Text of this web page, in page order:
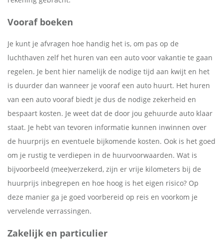
Vooraf boeken
Je kunt je afvragen hoe handig het is, om pas op de
luchthaven zelf het huren van een auto voor vakantie te gaan
regelen. Je bent hier namelijk de nodige tijd aan kwijt en het
is duurder dan wanneer je vooraf een auto huurt. Het huren
van een auto vooraf biedt je dus de nodige zekerheid en
bespaart kosten. Je weet dat de door jou gehuurde auto klaar
staat. Je hebt van tevoren informatie kunnen inwinnen over
de huurprijs en eventuele bijkomende kosten. Ook is het goed
om je rustig te verdiepen in de huurvoorwaarden. Wat is
bijvoorbeeld (mee)verzekerd, zijn er vrije kilometers bij de
huurprijs inbegrepen en hoe hoog is het eigen risico? Op
deze manier ga je goed voorbereid op reis en voorkom je
vervelende verrassingen.
Zakelijk en particulier